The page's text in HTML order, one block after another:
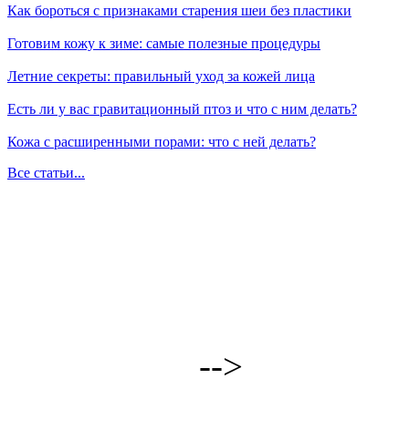
Как бороться с признаками старения шеи без пластики
Готовим кожу к зиме: самые полезные процедуры
Летние секреты: правильный уход за кожей лица
Есть ли у вас гравитационный птоз и что с ним делать?
Кожа с расширенными порами: что с ней делать?
Все статьи...
-->